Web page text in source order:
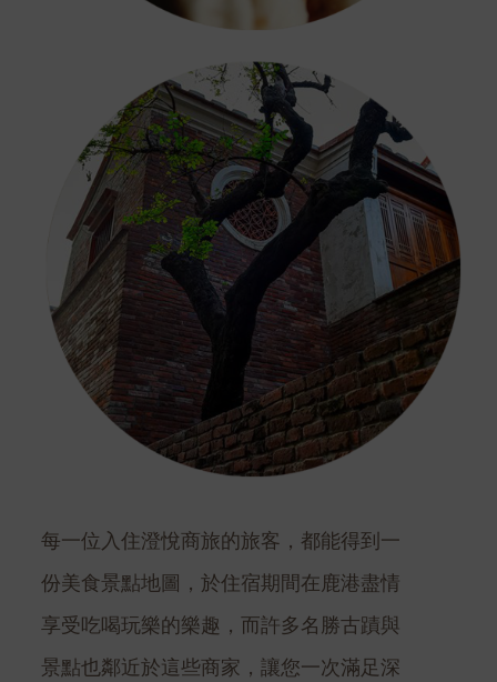
每一位入住澄悅商旅的旅客，都能得到一
份美食景點地圖，於住宿期間在鹿港盡情
享受吃喝玩樂的樂趣，而許多名勝古蹟與
景點也鄰近於這些商家，讓您一次滿足深